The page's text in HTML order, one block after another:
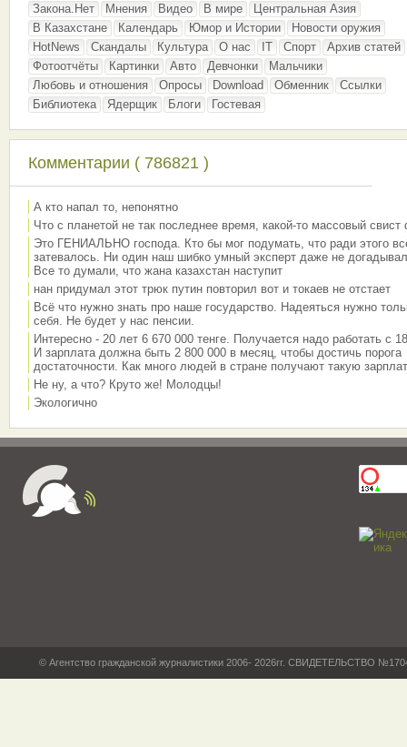
Закона.Нет
Мнения Видео В мире
Центральная Азия
В Казахстане
Календарь Юмор и Истории
Новости оружия
HotNews
Скандалы Культура О нас IT Спорт
Архив статей
Фотоотчёты
Картинки Авто Девчонки
Мальчики
Любовь и отношения
Опросы Download Обменник
Ссылки
Библиотека
Ядерщик Блоги Гостевая
Комментарии ( 786821 )
А кто напал то, непонятно
Что с планетой не так последнее время, какой-то массовый свист
Это ГЕНИАЛЬНО господа. Кто бы мог подумать, что ради этого
затевалось. Ни один наш шибко умный эксперт даже не
Все то думали, что жана казахстан наступит
нан придумал этот трюк путин повторил вот и токаев не отстает
Всё что нужно знать про наше государство. Надеяться нужно
себя. Не будет у нас пенсии.
Интересно - 20 лет 6 670 000 тенге. Получается надо работать с
И зарплата должна быть 2 800 000 в месяц, чтобы достичь порога
достаточности. Как много людей в стране получают такую
Не ну, а что? Круто же! Молодцы!
Экологично
© Агентство гражданской журналистики 2006- 2026гг. СВИДЕТЕЛЬСТВО